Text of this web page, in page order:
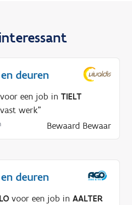
deuren
voor een job in TIELT
werk"
Bewaard Bewaar
deuren
voor een job in AALTER